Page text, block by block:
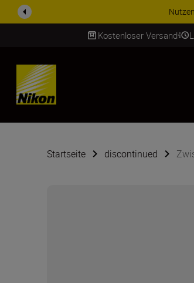
Kostenloser Versand
SKIP
Startseite discontinued